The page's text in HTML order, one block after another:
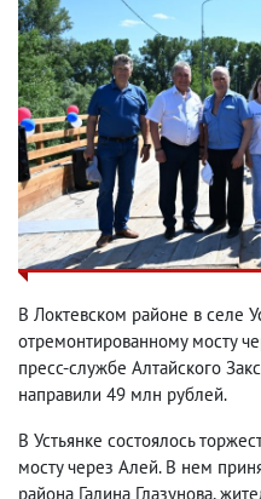
В Локтевском районе в селе
отремонтированному мосту
пресс-службе Алтайского
направили 49 млн рублей.
В Устьянке состоялось
мосту через Алей. В нем
района Галина Глазунова,